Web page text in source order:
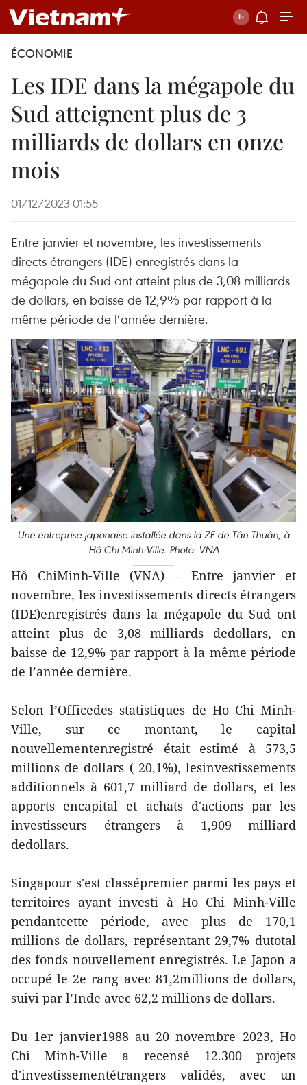
ÉCONOMIE
Les IDE dans la mégapole du
Sud atteignent plus de 3
milliards de dollars en onze
mois
01/12/2023 01:55
Entre janvier et novembre, les investissements
directs étrangers (IDE) enregistrés dans la
mégapole du Sud ont atteint plus de 3,08 milliards
de dollars, en baisse de 12,9% par rapport à la
même période de l’année dernière.
Une entreprise japonaise installée dans la ZF de Tân Thuân, à
Hô Chi Minh-Ville. Photo: VNA
Hô ChiMinh-Ville (VNA) – Entre janvier et
novembre, les investissements directs étrangers
(IDE)enregistrés dans la mégapole du Sud ont
atteint plus de 3,08 milliards dedollars, en
baisse de 12,9% par rapport à la même période
de l’année dernière.
Selon l’Officedes statistiques de Ho Chi Minh-
Ville, sur ce montant, le capital
nouvellementenregistré était estimé à 573,5
millions de dollars ( 20,1%), lesinvestissements
additionnels à 601,7 milliard de dollars, et les
apports encapital et achats d'actions par les
investisseurs étrangers à 1,909 milliard
dedollars.
Singapour s'est classépremier parmi les pays et
territoires ayant investi à Ho Chi Minh-Ville
pendantcette période, avec plus de 170,1
millions de dollars, représentant 29,7% dutotal
des fonds nouvellement enregistrés. Le Japon a
occupé le 2e rang avec 81,2millions de dollars,
suivi par l’Inde avec 62,2 millions de dollars.
Du 1er janvier1988 au 20 novembre 2023, Ho
Chi Minh-Ville a recensé 12.300 projets
d'investissementétrangers validés, avec un